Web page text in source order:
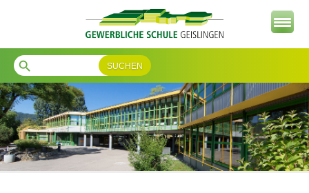
search